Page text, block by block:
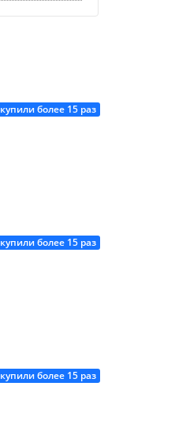
купили более 15 раз
Купить
купили более 15 раз
Купить
купили более 15 раз